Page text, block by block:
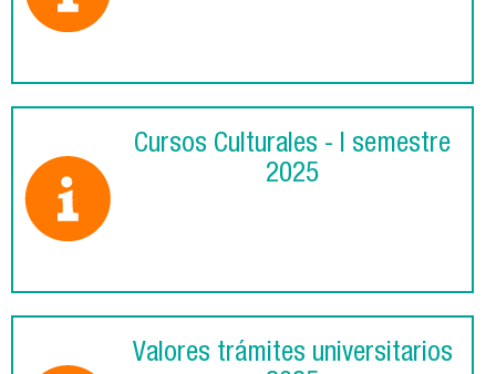
Cursos Culturales - I semestre
2025
Valores trámites universitarios